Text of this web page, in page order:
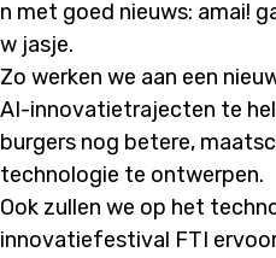
n met goed nieuws: amai! g
w jasje.
Zo werken we aan een
AI-innovatietrajecten te
burgers nog betere,
technologie te ontwerpen.
Ook zullen we op het
innovatiefestival FTI